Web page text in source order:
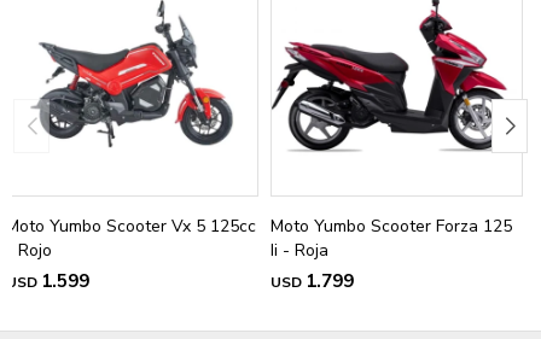
Moto Yumbo Scooter Vx 5 125cc
- Rojo
USD 1.599
Moto Yumbo Scooter Forza 125
Ii - Roja
USD 1.799